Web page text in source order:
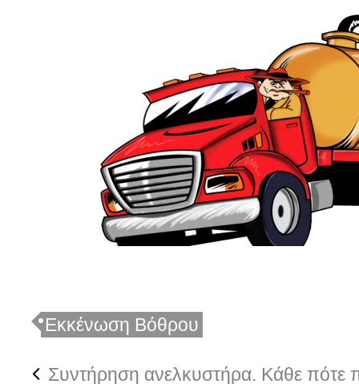
Εκκένωση Βόθρου
Συντήρηση ανελκυστήρα. Κάθε πότε